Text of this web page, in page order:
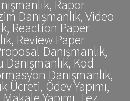
Rapor
Danışmanlık, Video
Reaction Paper
Review Paper
Danışmanlık,
Kod
Danışmanlık,
Ücreti, Ödev Yapımı,